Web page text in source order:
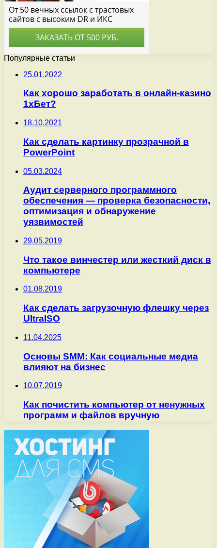
Популярные статьи
25.01.2022
Как хорошо заработать в онлайн-казино
1хБет?
18.10.2021
Как сделать картинку прозрачной в
PowerPoint
05.03.2024
Аудит серверного программного
обеспечения — проверка безопасности,
оптимизация и обнаружение
уязвимостей
29.05.2019
Что такое винчестер или жесткий диск в
компьютере
01.08.2019
Как сделать загрузочную флешку через
UltraISO
11.04.2025
Основы SMM: Как социальные медиа
влияют на бизнес
10.07.2019
Как почистить компьютер от ненужных
программ и файлов вручную